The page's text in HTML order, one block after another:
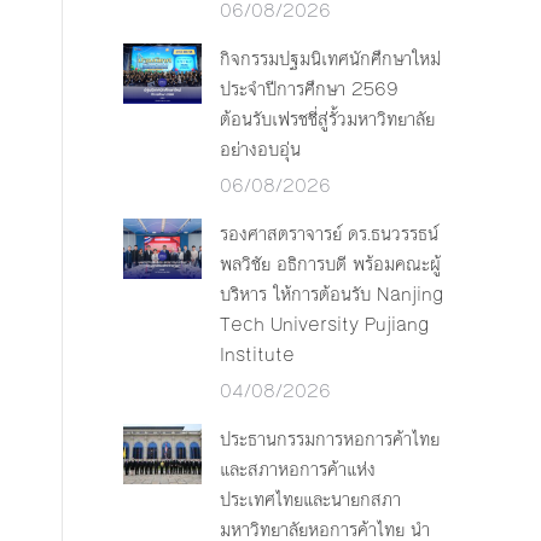
06/08/2026
กิจกรรมปฐมนิเทศนักศึกษาใหม่
ประจำปีการศึกษา 2569
ต้อนรับเฟรชชี่สู่รั้วมหาวิทยาลัย
อย่างอบอุ่น
06/08/2026
รองศาสตราจารย์ ดร.ธนวรรธน์
พลวิชัย อธิการบดี พร้อมคณะผู้
บริหาร ให้การต้อนรับ Nanjing
Tech University Pujiang
Institute
04/08/2026
ประธานกรรมการหอการค้าไทย
และสภาหอการค้าแห่ง
ประเทศไทยและนายกสภา
มหาวิทยาลัยหอการค้าไทย นำ